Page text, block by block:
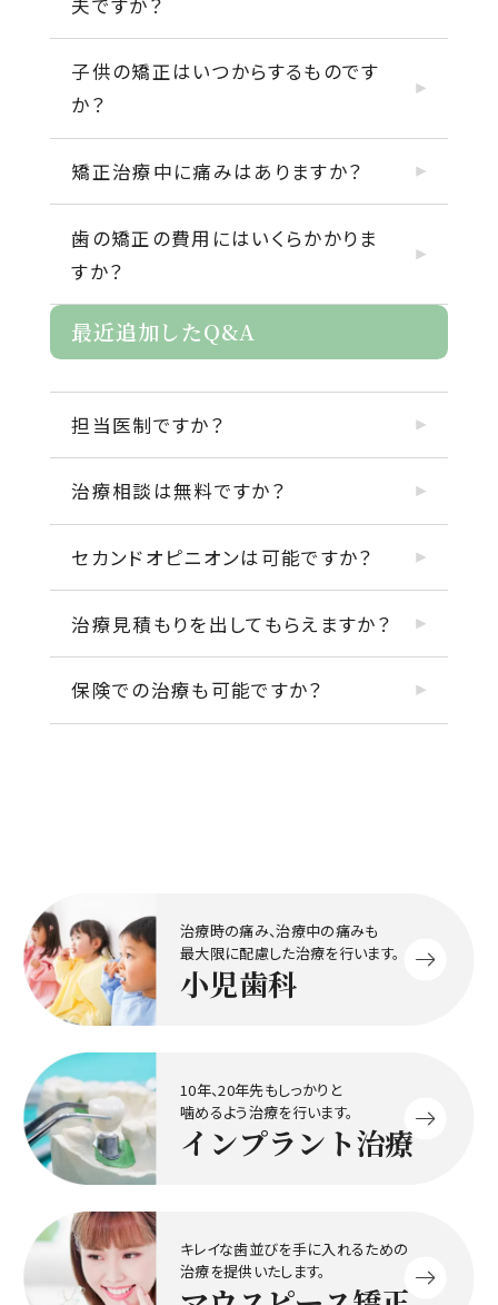
夫ですか？
子供の矯正はいつからするものです
か？
矯正治療中に痛みはありますか？
歯の矯正の費用にはいくらかかりま
すか？
最近追加したQ&A
担当医制ですか？
治療相談は無料ですか？
セカンドオピニオンは可能ですか？
治療見積もりを出してもらえますか？
保険での治療も可能ですか？
治療時の痛み、治療中の痛みも
最大限に配慮した治療を行います。
小児歯科
10年、20年先もしっかりと
噛めるよう治療を行います。
インプラント治療
キレイな歯並びを手に入れるための
治療を提供いたします。